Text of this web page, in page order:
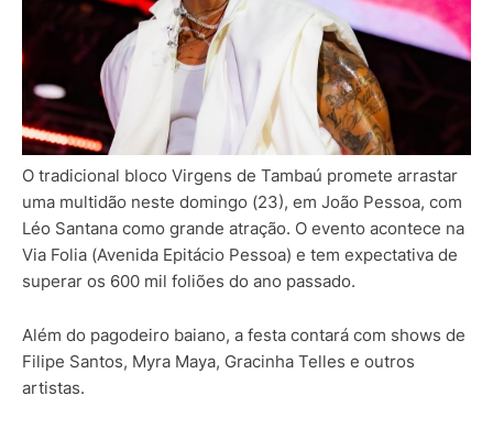
O tradicional bloco Virgens de Tambaú promete arrastar
uma multidão neste domingo (23), em João Pessoa, com
Léo Santana como grande atração. O evento acontece na
Via Folia (Avenida Epitácio Pessoa) e tem expectativa de
superar os 600 mil foliões do ano passado.
Além do pagodeiro baiano, a festa contará com shows de
Filipe Santos, Myra Maya, Gracinha Telles e outros
artistas.